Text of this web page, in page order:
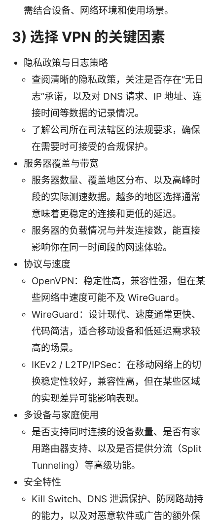
需结合设备、网络环境和使用场景。
3) 选择 VPN 的关键因素
隐私政策与日志策略
查阅清晰的隐私政策，关注是否存在“无日
志”承诺，以及对 DNS 请求、IP 地址、连
接时间等数据的记录情况。
了解公司所在司法辖区的法规要求，确保
在需要时可接受的合规保护。
服务器覆盖与带宽
服务器数量、覆盖地区分布、以及高峰时
段的实际测速数据。越多的地区选择通常
意味着更稳定的连接和更低的延迟。
服务器的负载情况与并发连接数，能直接
影响你在同一时间段的网速体验。
协议与速度
OpenVPN：稳定性高，兼容性强，但在某
些网络中速度可能不及 WireGuard。
WireGuard：设计现代、速度通常更快、
代码简洁，适合移动设备和低延迟需求较
高的场景。
IKEv2 / L2TP/IPSec：在移动网络上的切
换稳定性较好，兼容性高，但在某些区域
的实现差异可能影响表现。
多设备与家庭使用
是否支持同时连接的设备数量、是否有家
用路由器支持、以及是否提供分流（Split
Tunneling）等高级功能。
安全特性
Kill Switch、DNS 泄漏保护、防网路劫持
的能力，以及对恶意软件或广告的额外保